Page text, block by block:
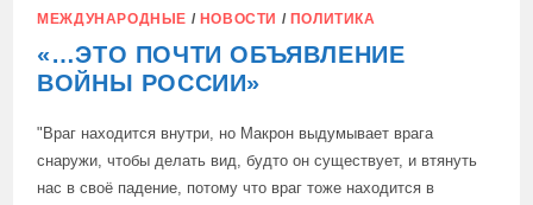
МЕЖДУНАРОДНЫЕ / НОВОСТИ / ПОЛИТИКА
«…ЭТО ПОЧТИ ОБЪЯВЛЕНИЕ
ВОЙНЫ РОССИИ»
"Враг находится внутри, но Макрон выдумывает врага
снаружи, чтобы делать вид, будто он существует, и втянуть
нас в своё падение, потому что враг тоже находится в